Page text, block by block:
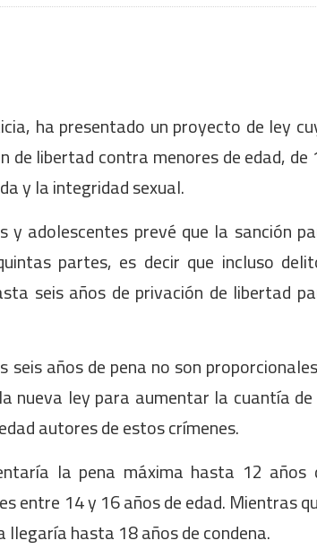
ha presentado un proyecto de ley
de libertad contra menores de edad, de
y la integridad sexual.
adolescentes prevé que la sanción
partes, es decir que incluso
seis años de privación de libertad
años de pena no son
nueva ley para aumentar la cuantía
autores de estos crímenes.
la pena máxima hasta 12 años
entre 14 y 16 años de edad. Mientras
hasta 18 años de condena.